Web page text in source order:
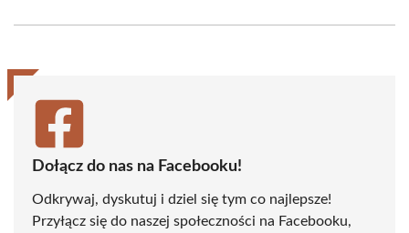
(Twitter)
Dołącz do nas na Facebooku!
Odkrywaj, dyskutuj i dziel się tym co najlepsze!
Przyłącz się do naszej społeczności na Facebooku,